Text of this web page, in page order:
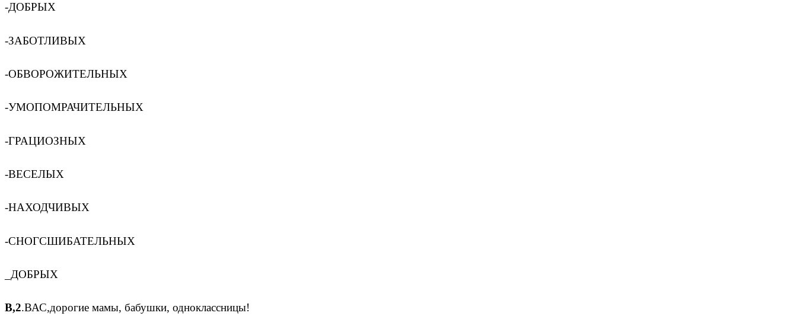
-ДОБРЫХ
-ЗАБОТЛИВЫХ
-ОБВОРОЖИТЕЛЬНЫХ
-УМОПОМРАЧИТЕЛЬНЫХ
-ГРАЦИОЗНЫХ
-ВЕСЕЛЫХ
-НАХОДЧИВЫХ
-СНОГСШИБАТЕЛЬНЫХ
_ДОБРЫХ
В,2.ВАС,дорогие мамы, бабушки, одноклассницы!